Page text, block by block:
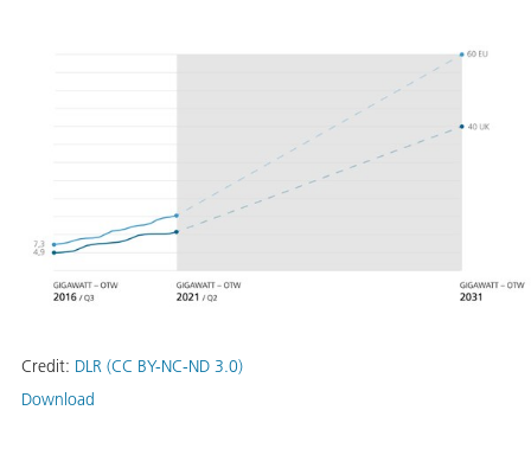
Credit: DLR (CC BY-NC-ND 3.0)
Download